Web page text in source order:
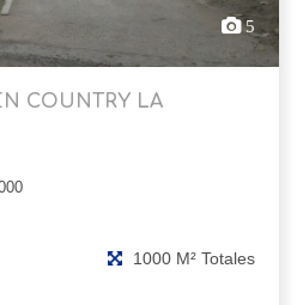
5
COUNTRY LA
1000 M² Totales